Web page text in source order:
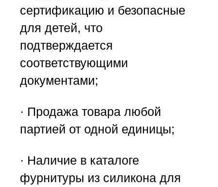
сертификацию и безопасные
для детей, что
подтверждается
соответствующими
документами;
· Продажа товара любой
партией от одной единицы;
· Наличие в каталоге
фурнитуры из силикона для